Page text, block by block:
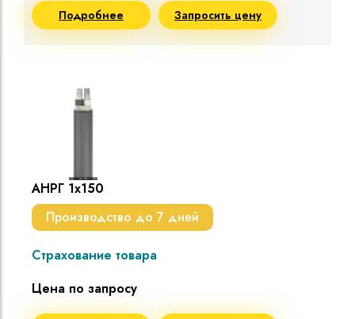
Подробнее Запросить цену
АНРГ 1х150
Производство до 7 дней
Страхование товара
Цена по запросу